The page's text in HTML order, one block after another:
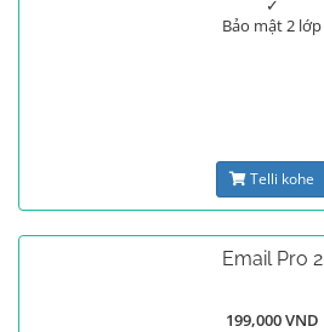
✓
Bảo mật 2 lớp
Telli kohe
Email Pro 2
199,000 VND